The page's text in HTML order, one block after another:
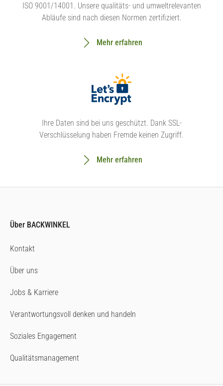
ISO 9001/14001. Unsere qualitäts- und umweltrelevanten
Abläufe sind nach diesen Normen zertifiziert.
Mehr erfahren
Ihre Daten sind bei uns geschützt. Dank SSL-
Verschlüsselung haben Fremde keinen Zugriff.
Mehr erfahren
Über BACKWINKEL
Kontakt
Über uns
Jobs & Karriere
Verantwortungsvoll denken und handeln
Soziales Engagement
Qualitätsmanagement